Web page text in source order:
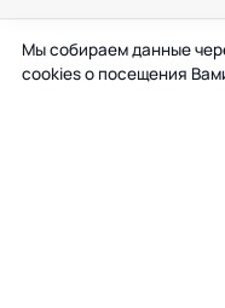
злоупотребление
в государственном
Establecimientos
Мы собираем данные
cookies о посещения